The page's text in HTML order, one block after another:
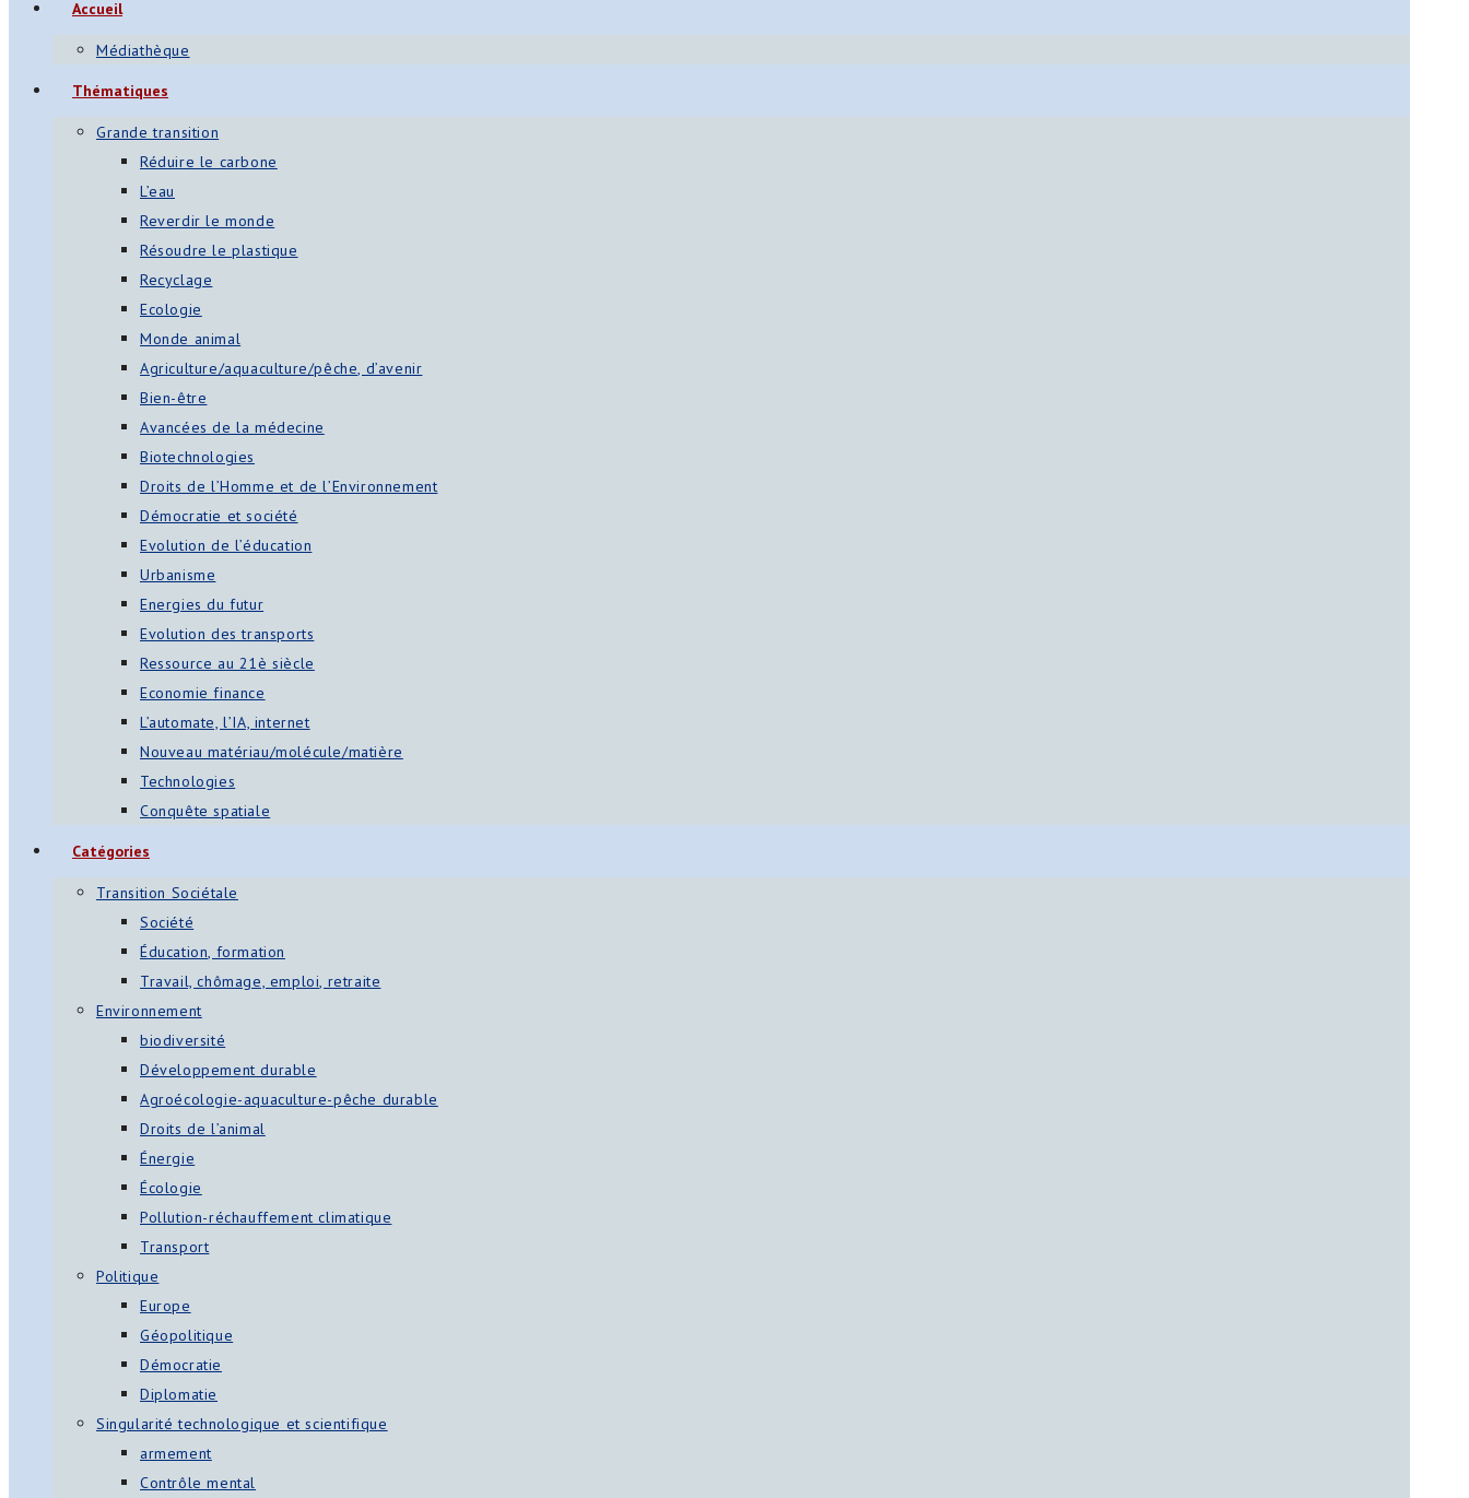
Accueil
Médiathèque
Thématiques
Grande transition
Réduire le carbone
L’eau
Reverdir le monde
Résoudre le plastique
Recyclage
Ecologie
Monde animal
Agriculture/aquaculture/pêche, d’avenir
Bien-être
Avancées de la médecine
Biotechnologies
Droits de l’Homme et de l’Environnement
Démocratie et société
Evolution de l’éducation
Urbanisme
Energies du futur
Evolution des transports
Ressource au 21è siècle
Economie finance
L’automate, l’IA, internet
Nouveau matériau/molécule/matière
Technologies
Conquête spatiale
Catégories
Transition Sociétale
Société
Éducation, formation
Travail, chômage, emploi, retraite
Environnement
biodiversité
Développement durable
Agroécologie-aquaculture-pêche durable
Droits de l’animal
Énergie
Écologie
Pollution-réchauffement climatique
Transport
Politique
Europe
Géopolitique
Démocratie
Diplomatie
Singularité technologique et scientifique
armement
Contrôle mental